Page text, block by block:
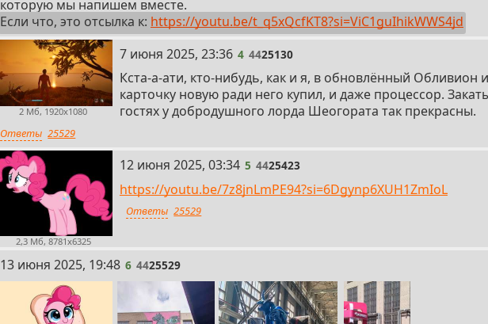
которую мы напишем вместе.
Если что, это отсылка к: https://youtu.be/t_q5xQcfKT8?si=ViC1guIhikWWS4jd
2 Мб, 1920x1080
4
7 июня 2025, 23:36 4 4425130
Кста-а-ати, кто-нибудь, как и я, в обновлённый Обливион
карточку новую ради него купил, и даже процессор.
гостях у добродушного лорда Шеогората так прекрасны.
Ответы 25529
2,3 Мб, 8781x6325
5
12 июня 2025, 03:34 5 4425423
https://youtu.be/7z8jnLmPE94?si=6Dgynp6XUH1ZmIoL
Ответы 25529
6
13 июня 2025, 19:48 6 4425529